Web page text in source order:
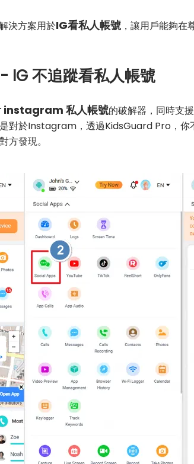
決方案用於IG看私人帳號 ，讓用戶能夠
不追蹤看私人帳號
instagram 私人帳號的破解器，同時支
對於Instagram，透過KidsGuard Pro，你
方發現。